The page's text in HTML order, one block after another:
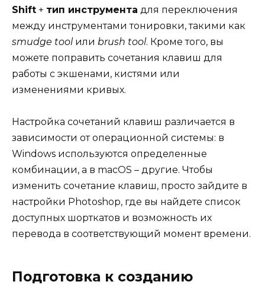
Shift + тип инструмента для переключения
между инструментами тонировки, такими как
smudge toolили brush tool. Кроме того, вы
можете поправить сочетания клавиш для
работы с экшенами, кистями или
изменениями кривых.
Настройка сочетаний клавиш различается в
зависимости от операционной системы: в
Windows используются определенные
комбинации, а в macOS – другие. Чтобы
изменить сочетание клавиш, просто зайдите в
настройки Photoshop, где вы найдете список
доступных шорткатов и возможность их
перевода в соответствующий момент времени.
Подготовка к созданию